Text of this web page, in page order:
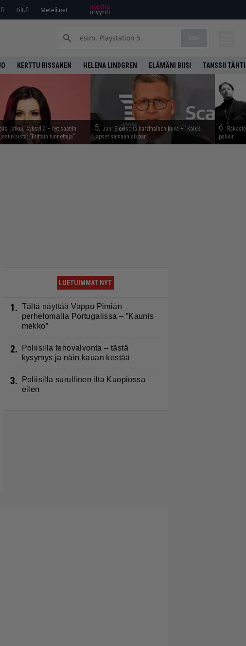
Tilt.fi Meteli.net
KERTTU RISSANEN HELENA LINDGREN ELÄMÄNI BIISI TANSSII
jatkuu syksyllä – nyt saatiin
”Erittäin tunnettuja”
5. Jani Sieviseltä harvinainen kuva – ”Kaikki
lapset samaan aikaan”
6.
paluun
LUETUIMMAT NYT
1. Tältä näyttää Vappu Pimiän
perhelomalla Portugalissa – ”Kaunis
mekko”
2.
Poliisilla tehovalvonta – tästä
kysymys ja näin kauan kestää
3.
Poliisilla surullinen ilta Kuopiossa
eilen